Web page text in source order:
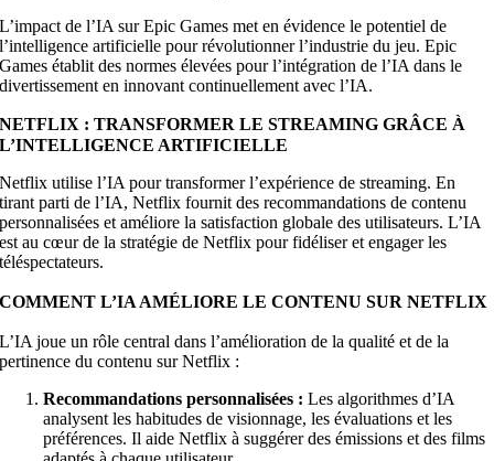
L’impact de l’IA sur Epic Games met en évidence le potentiel de
l’intelligence artificielle pour révolutionner l’industrie du jeu. Epic
Games établit des normes élevées pour l’intégration de l’IA dans le
divertissement en innovant continuellement avec l’IA.
NETFLIX : TRANSFORMER LE STREAMING GRÂCE À
L’INTELLIGENCE ARTIFICIELLE
Netflix utilise l’IA pour transformer l’expérience de streaming. En
tirant parti de l’IA, Netflix fournit des recommandations de contenu
personnalisées et améliore la satisfaction globale des utilisateurs. L’IA
est au cœur de la stratégie de Netflix pour fidéliser et engager les
téléspectateurs.
COMMENT L’IA AMÉLIORE LE CONTENU SUR NETFLIX
L’IA joue un rôle central dans l’amélioration de la qualité et de la
pertinence du contenu sur Netflix :
Recommandations personnalisées : Les algorithmes d’IA
analysent les habitudes de visionnage, les évaluations et les
préférences. Il aide Netflix à suggérer des émissions et des films